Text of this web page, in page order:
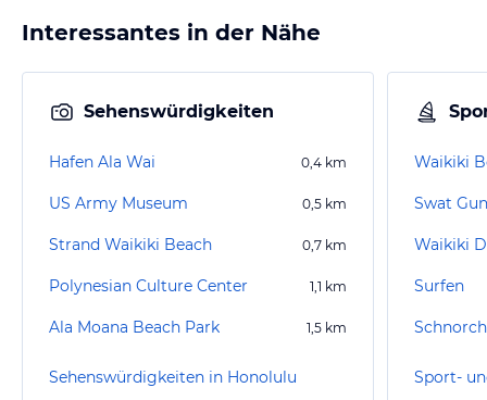
Interessantes in der Nähe
Sehenswürdigkeiten
Hafen Ala Wai 0,4 km
US Army Museum 0,5 km
Strand Waikiki Beach 0,7 km
Polynesian Culture Center 1,1 km
Ala Moana Beach Park 1,5 km
Sehenswürdigkeiten in Honolulu
Waikiki
Swat
Waikiki
Surfen